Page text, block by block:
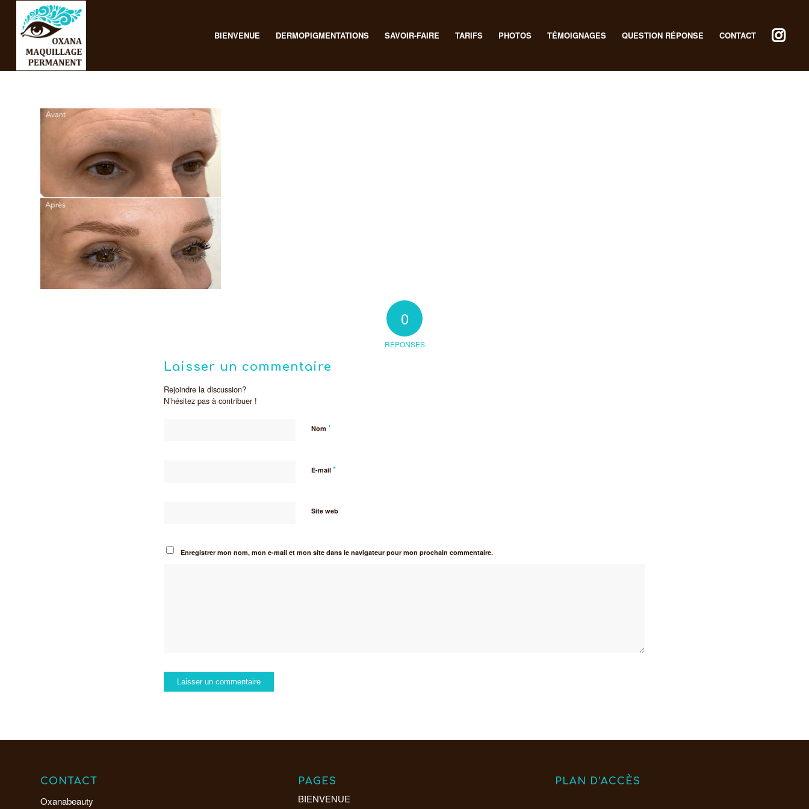
BIENVENUE DERMOPIGMENTATIONS SAVOIR-FAIRE TARIFS PHOTOS TÉMOIGNAGES QUESTION RÉPONSE CONTACT
0
RÉPONSES
Laisser un commentaire
Rejoindre la discussion?
N’hésitez pas à contribuer !
Nom *
E-mail *
Site web
Enregistrer mon nom, mon e-mail et mon site dans le navigateur pour mon prochain commentaire.
CONTACT
Oxanabeauty
PAGES
BIENVENUE
PLAN D’ACCÈS